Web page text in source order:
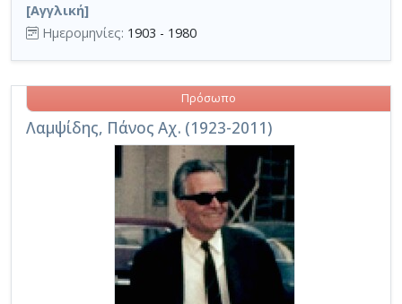
[Αγγλική]
Ημερομηνίες: 1903 - 1980
Λαμψίδης, Πάνος Αχ. (1923-2011)
Πρόσωπο